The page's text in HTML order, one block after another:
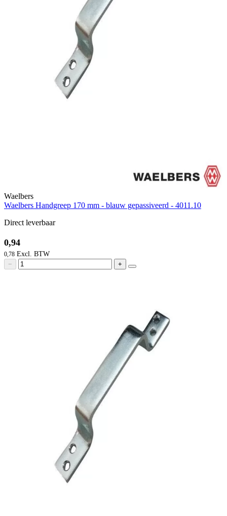
Waelbers
Waelbers Handgreep 170 mm - blauw gepassiveerd - 4011.10
Direct leverbaar
0,94
0,78
− +